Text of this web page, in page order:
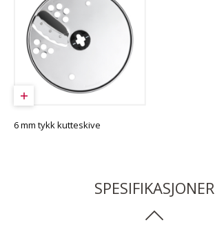
6 mm tykk kutteskive
SPESIFIKASJONER